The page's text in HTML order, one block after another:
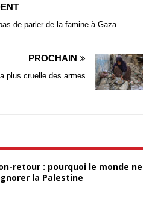
de parler de la famine à Gaza
PROCHAIN
plus cruelle des armes
retour : pourquoi le monde ne
la Palestine